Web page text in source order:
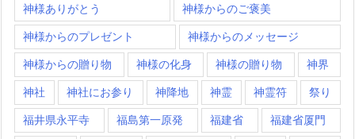
神様ありがとう 神様からのご褒美
神様からのプレゼント 神様からのメッセージ
神様からの贈り物 神様の化身 神様の贈り物 神界
神社 神社にお参り 神降地 神霊 神霊符 祭り
福井県永平寺 福島第一原発 福建省 福建省厦門